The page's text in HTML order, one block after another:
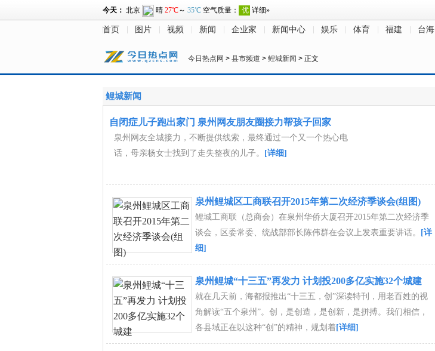
首页 图片 视频 新闻 企业家 新闻中心 娱乐 体育 福建 台海
今日热点网 > 县市频道 > 鲤城新闻 > 正文
鲤城新闻
自闭症儿子跑出家门 泉州网友朋友圈接力帮孩子回家
泉州网友全城接力，不断提供线索，最终通过一个又一个热心电
话，母亲杨女士找到了走失整夜的儿子。
[详细]
泉州鲤城区工商联召开2015年第二次经济季谈会(组图)
鲤城工商联（总商会）在泉州华侨大厦召开2015年第二次经济季
谈会，区委常委、统战部部长陈伟群在会议上发表重要讲话。
[详
细]
泉州鲤城“十三五”再发力 计划投200多亿实施32个城建
就在几天前，海都报推出“十三五，创”深读特刊，用老百姓的视
角解读“五个泉州”。创，是创造，是创新，是拼搏。我们相信，
各县域正在以这种“创”的精神，规划着 [详细]